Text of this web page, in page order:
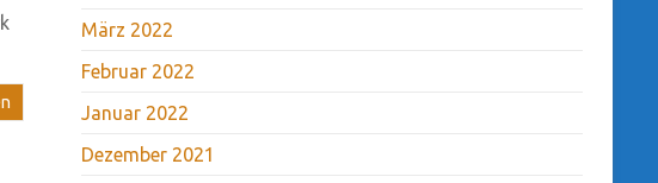
März 2022
Februar 2022
Januar 2022
Dezember 2021